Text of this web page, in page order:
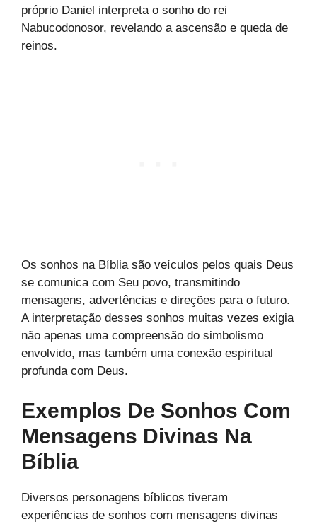
próprio Daniel interpreta o sonho do rei
Nabucodonosor, revelando a ascensão e queda de
reinos.
Os sonhos na Bíblia são veículos pelos quais Deus
se comunica com Seu povo, transmitindo
mensagens, advertências e direções para o futuro.
A interpretação desses sonhos muitas vezes exigia
não apenas uma compreensão do simbolismo
envolvido, mas também uma conexão espiritual
profunda com Deus.
Exemplos De Sonhos Com
Mensagens Divinas Na
Bíblia
Diversos personagens bíblicos tiveram
experiências de sonhos com mensagens divinas